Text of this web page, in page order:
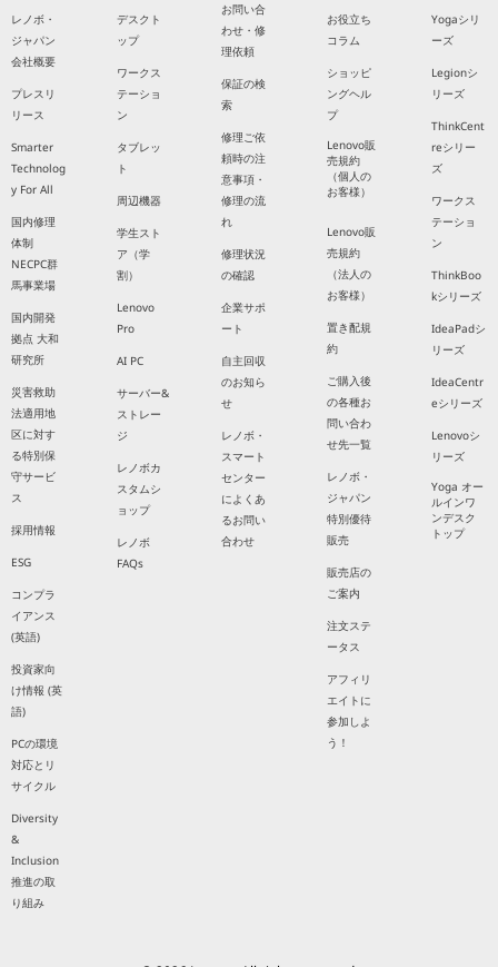
レノボ・
ジャパン
会社概要
プレスリ
リース
Smarter
Technolog
y For All
国内修理
体制
NECPC群
馬事業場
国内開発
拠点 大和
研究所
災害救助
法適用地
区に対す
る特別保
守サービ
ス
採用情報
ESG
コンプラ
イアンス
(英語)
投資家向
け情報 (英
語)
PCの環境
対応とリ
サイクル
Diversity
&
Inclusion
推進の取
り組み
デスクト
ップ
ワークス
テーショ
ン
タブレッ
ト
周辺機器
学生スト
ア（学
割）
Lenovo
Pro
AI PC
サーバー&
ストレー
ジ
レノボカ
スタムシ
ョップ
レノボ
FAQs
お問い合
わせ・修
理依頼
保証の検
索
修理ご依
頼時の注
意事項・
修理の流
れ
修理状況
の確認
企業サポ
ート
自主回収
のお知ら
せ
レノボ・
スマート
センター
によくあ
るお問い
合わせ
お役立ち
コラム
ショッピ
ングヘル
プ
Lenovo販
売規約
（個人の
お客様）
Lenovo販
売規約
（法人の
お客様）
置き配規
約
ご購入後
の各種お
問い合わ
せ先一覧
レノボ・
ジャパン
特別優待
販売
販売店の
ご案内
注文ステ
ータス
アフィリ
エイトに
参加しよ
う！
Yogaシリ
ーズ
Legionシ
リーズ
ThinkCent
reシリー
ズ
ワークス
テーショ
ン
ThinkBoo
kシリーズ
IdeaPadシ
リーズ
IdeaCentr
eシリーズ
Lenovoシ
リーズ
Yoga オー
ルインワ
ンデスク
トップ